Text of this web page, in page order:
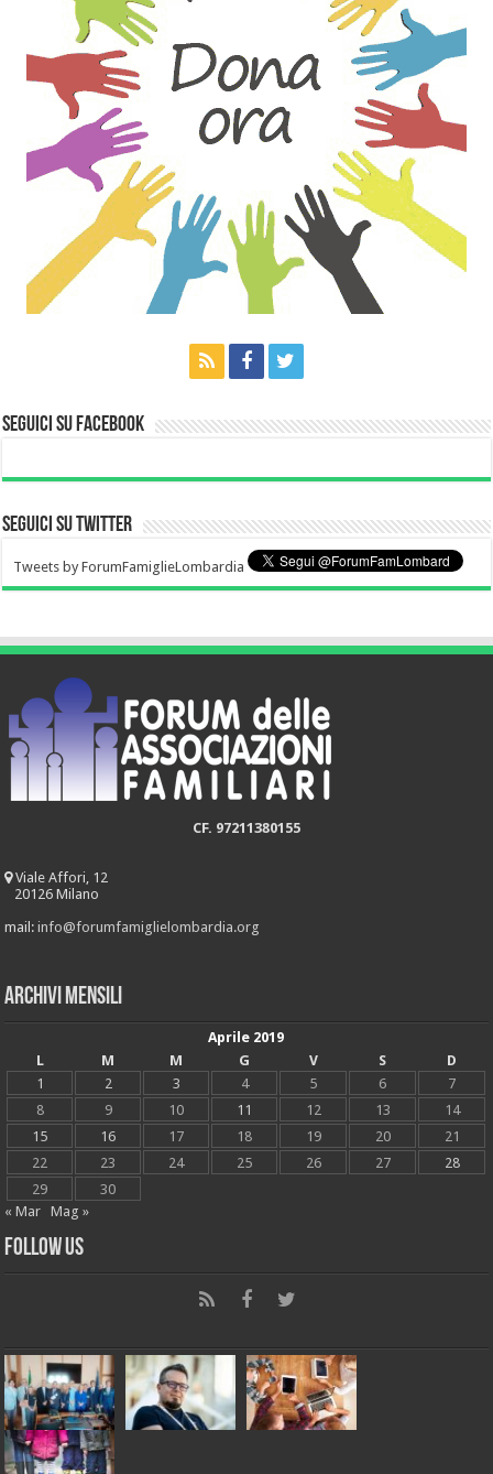
Seguici su Facebook
Seguici su Twitter
Tweets by ForumFamiglieLombardia
CF. 97211380155
Viale Affori, 12
20126 Milano
mail:info@forumfamiglielombardia.org
Archivi mensili
Aprile 2019
L
M M G V S
D
1
2 3 4 5 6
7
8
9 10 11 12 13
14
15
16 17 18 19 20
21
22
23 24 25 26 27
28
29
30
« Mar
Mag »
Follow Us